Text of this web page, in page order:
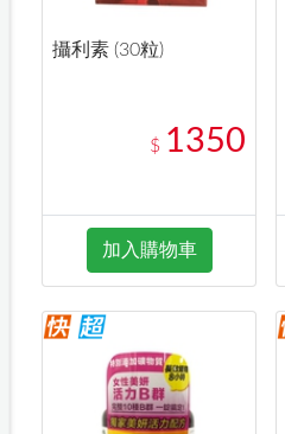
攝利素 (30粒)
$ 1350
加入購物車